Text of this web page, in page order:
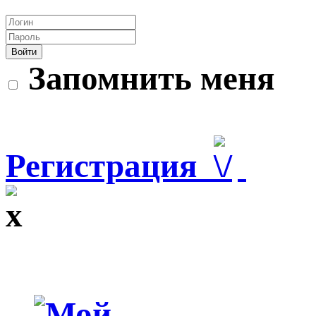
Войти
Запомнить меня
Регистрация